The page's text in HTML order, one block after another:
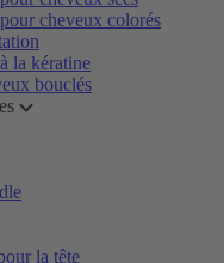
cheveux colorés
la kératine
bouclés
la tête